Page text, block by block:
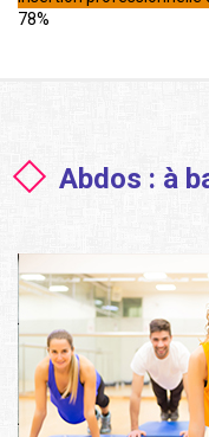
78%
Abdos : à